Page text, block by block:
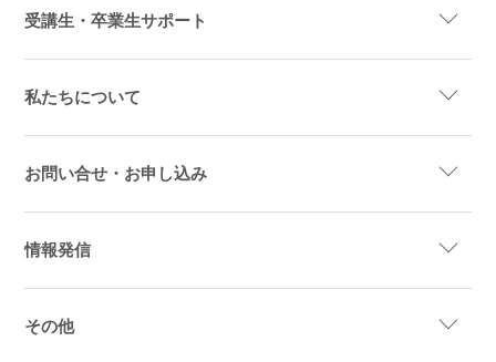
受講生・卒業生サポート
私たちについて
お問い合せ・お申し込み
情報発信
その他